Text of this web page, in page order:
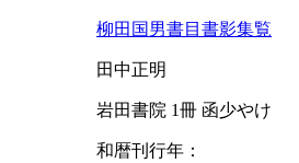
柳田国男書目書影集覧
田中正明
岩田書院 1冊 函少やけ
和暦刊行年：